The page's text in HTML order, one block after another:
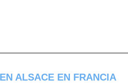
ALSACE EN FRANCIA